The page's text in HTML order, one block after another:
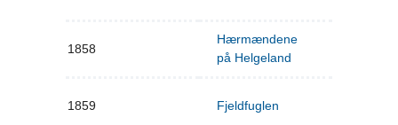
1858
Hærmændene
på Helgeland
1859 Fjeldfuglen